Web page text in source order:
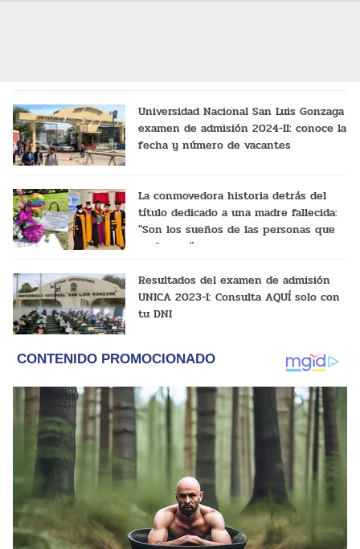
Universidad Nacional San Luis Gonzaga
examen de admisión 2024-II: conoce la
fecha y número de vacantes
La conmovedora historia detrás del
título dedicado a una madre fallecida:
"Son los sueños de las personas que
se fueron"
Resultados del examen de admisión
UNICA 2023-I: Consulta AQUÍ solo con
tu DNI